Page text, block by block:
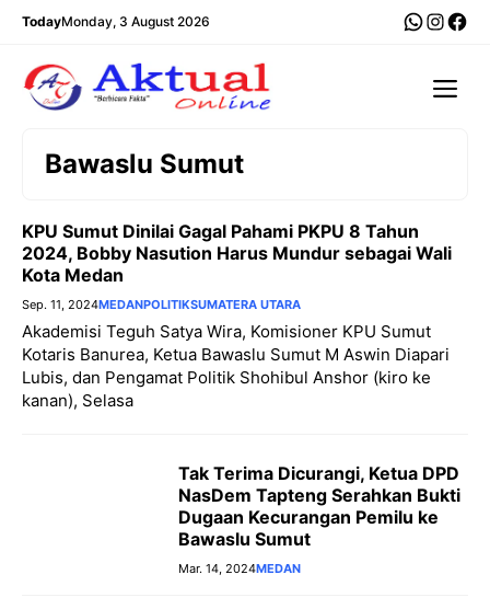
Langsung
TodayMonday, 3 August 2026
Bawaslu Sumut
KPU Sumut Dinilai Gagal Pahami PKPU 8 Tahun
2024, Bobby Nasution Harus Mundur sebagai Wali
Kota Medan
Sep. 11, 2024MEDANPOLITIKSUMATERA UTARA
Akademisi Teguh Satya Wira, Komisioner KPU Sumut
Kotaris Banurea, Ketua Bawaslu Sumut M Aswin Diapari
Lubis, dan Pengamat Politik Shohibul Anshor (kiro ke
kanan), Selasa
Tak Terima Dicurangi, Ketua DPD
NasDem Tapteng Serahkan Bukti
Dugaan Kecurangan Pemilu ke
Bawaslu Sumut
Mar. 14, 2024MEDAN